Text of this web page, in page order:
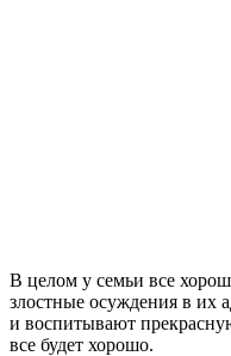
В целом у семьи все
злостные осуждения в их
и воспитывают
все будет хорошо.